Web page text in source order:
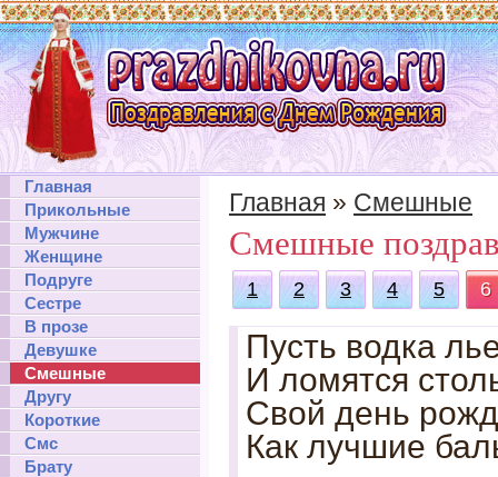
Главная
Прикольные
Мужчине
Женщине
Подруге
Сестре
В прозе
Девушке
Смешные
Другу
Короткие
Смс
Брату
Главная » Смешные
Смешные
1 2 3 4 5 6
Пусть водка
И ломятся
Свой день
Как лучшие